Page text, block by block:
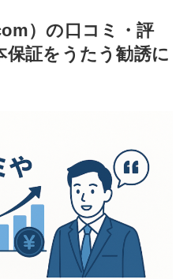
）の口コミ・評
証をうたう勧誘に